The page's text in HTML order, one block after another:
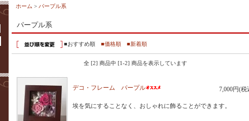
ホーム > パープル系
パープル系
■おすすめ順 ■価格順 ■新着順
全 [2] 商品中 [1-2] 商品を表示しています
デコ・フレーム パープル 7,000円(税
埃を気にすることなく、おしゃれに飾ることができます。